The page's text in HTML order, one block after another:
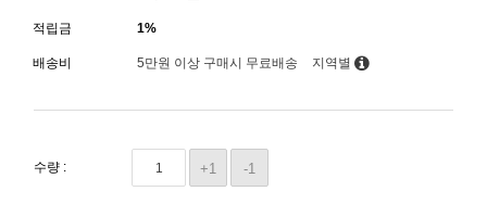
적립금 1%
배송비 5만원 이상 구매시 무료배송 지역별
수량 : +1 -1